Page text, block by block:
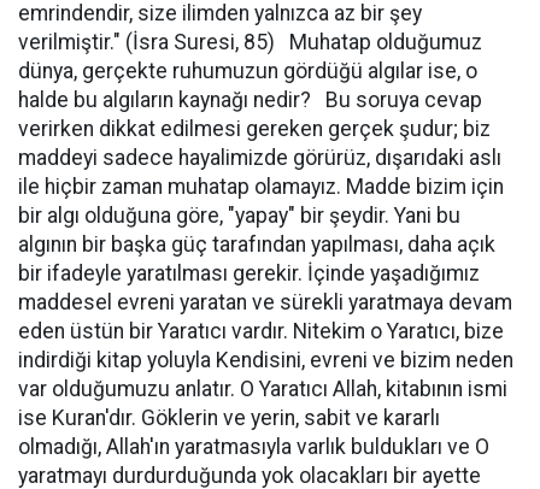
emrindendir, size ilimden yalnızca az bir şey
verilmiştir." (İsra Suresi, 85) Muhatap olduğumuz
dünya, gerçekte ruhumuzun gördüğü algılar ise, o
halde bu algıların kaynağı nedir? Bu soruya cevap
verirken dikkat edilmesi gereken gerçek şudur; biz
maddeyi sadece hayalimizde görürüz, dışarıdaki aslı
ile hiçbir zaman muhatap olamayız. Madde bizim için
bir algı olduğuna göre, "yapay" bir şeydir. Yani bu
algının bir başka güç tarafından yapılması, daha açık
bir ifadeyle yaratılması gerekir. İçinde yaşadığımız
maddesel evreni yaratan ve sürekli yaratmaya devam
eden üstün bir Yaratıcı vardır. Nitekim o Yaratıcı, bize
indirdiği kitap yoluyla Kendisini, evreni ve bizim neden
var olduğumuzu anlatır. O Yaratıcı Allah, kitabının ismi
ise Kuran'dır. Göklerin ve yerin, sabit ve kararlı
olmadığı, Allah'ın yaratmasıyla varlık buldukları ve O
yaratmayı durdurduğunda yok olacakları bir ayette